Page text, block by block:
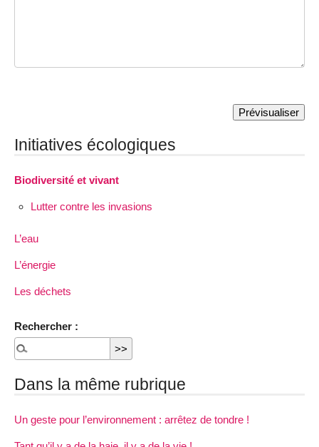
Initiatives écologiques
Biodiversité et vivant
Lutter contre les invasions
L’eau
L’énergie
Les déchets
Rechercher :
Dans la même rubrique
Un geste pour l’environnement : arrêtez de tondre !